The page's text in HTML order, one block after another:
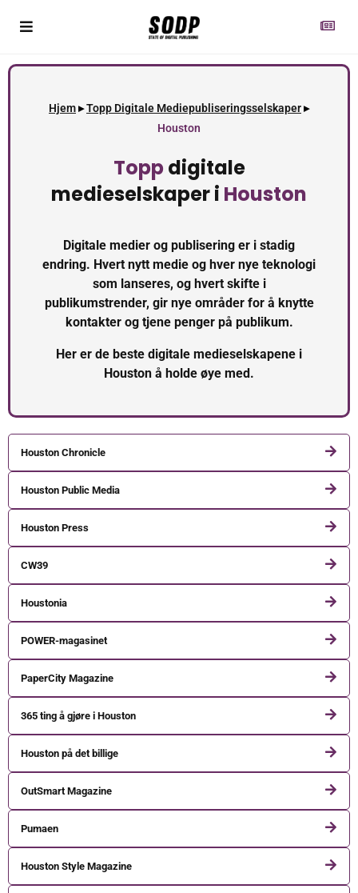
Hjem▸Topp Digitale Mediepubliseringsselskaper▸
Houston
Toppdigitale
medieselskaper i Houston
Digitale medier og publisering er i stadig
endring. Hvert nytt medie og hver nye teknologi
som lanseres, og hvert skifte i
publikumstrender, gir nye områder for å knytte
kontakter og tjene penger på publikum.
Her er de beste digitale medieselskapene i
Houston å holde øye med.
Houston Chronicle
Houston Public Media
Houston Press
CW39
Houstonia
POWER-magasinet
PaperCity Magazine
365 ting å gjøre i Houston
Houston på det billige
OutSmart Magazine
Pumaen
Houston Style Magazine